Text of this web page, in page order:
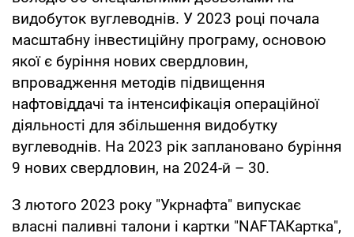
видобуток вуглеводнів. У 2023 році почала
масштабну інвестиційну програму, основою
якої є буріння нових свердловин,
впровадження методів підвищення
нафтовіддачі та інтенсифікація операційної
діяльності для збільшення видобутку
вуглеводнів. На 2023 рік заплановано буріння
9 нових свердловин, на 2024-й – 30.
З лютого 2023 року "Укрнафта" випускає
власні паливні талони і картки "NAFTAКартка",